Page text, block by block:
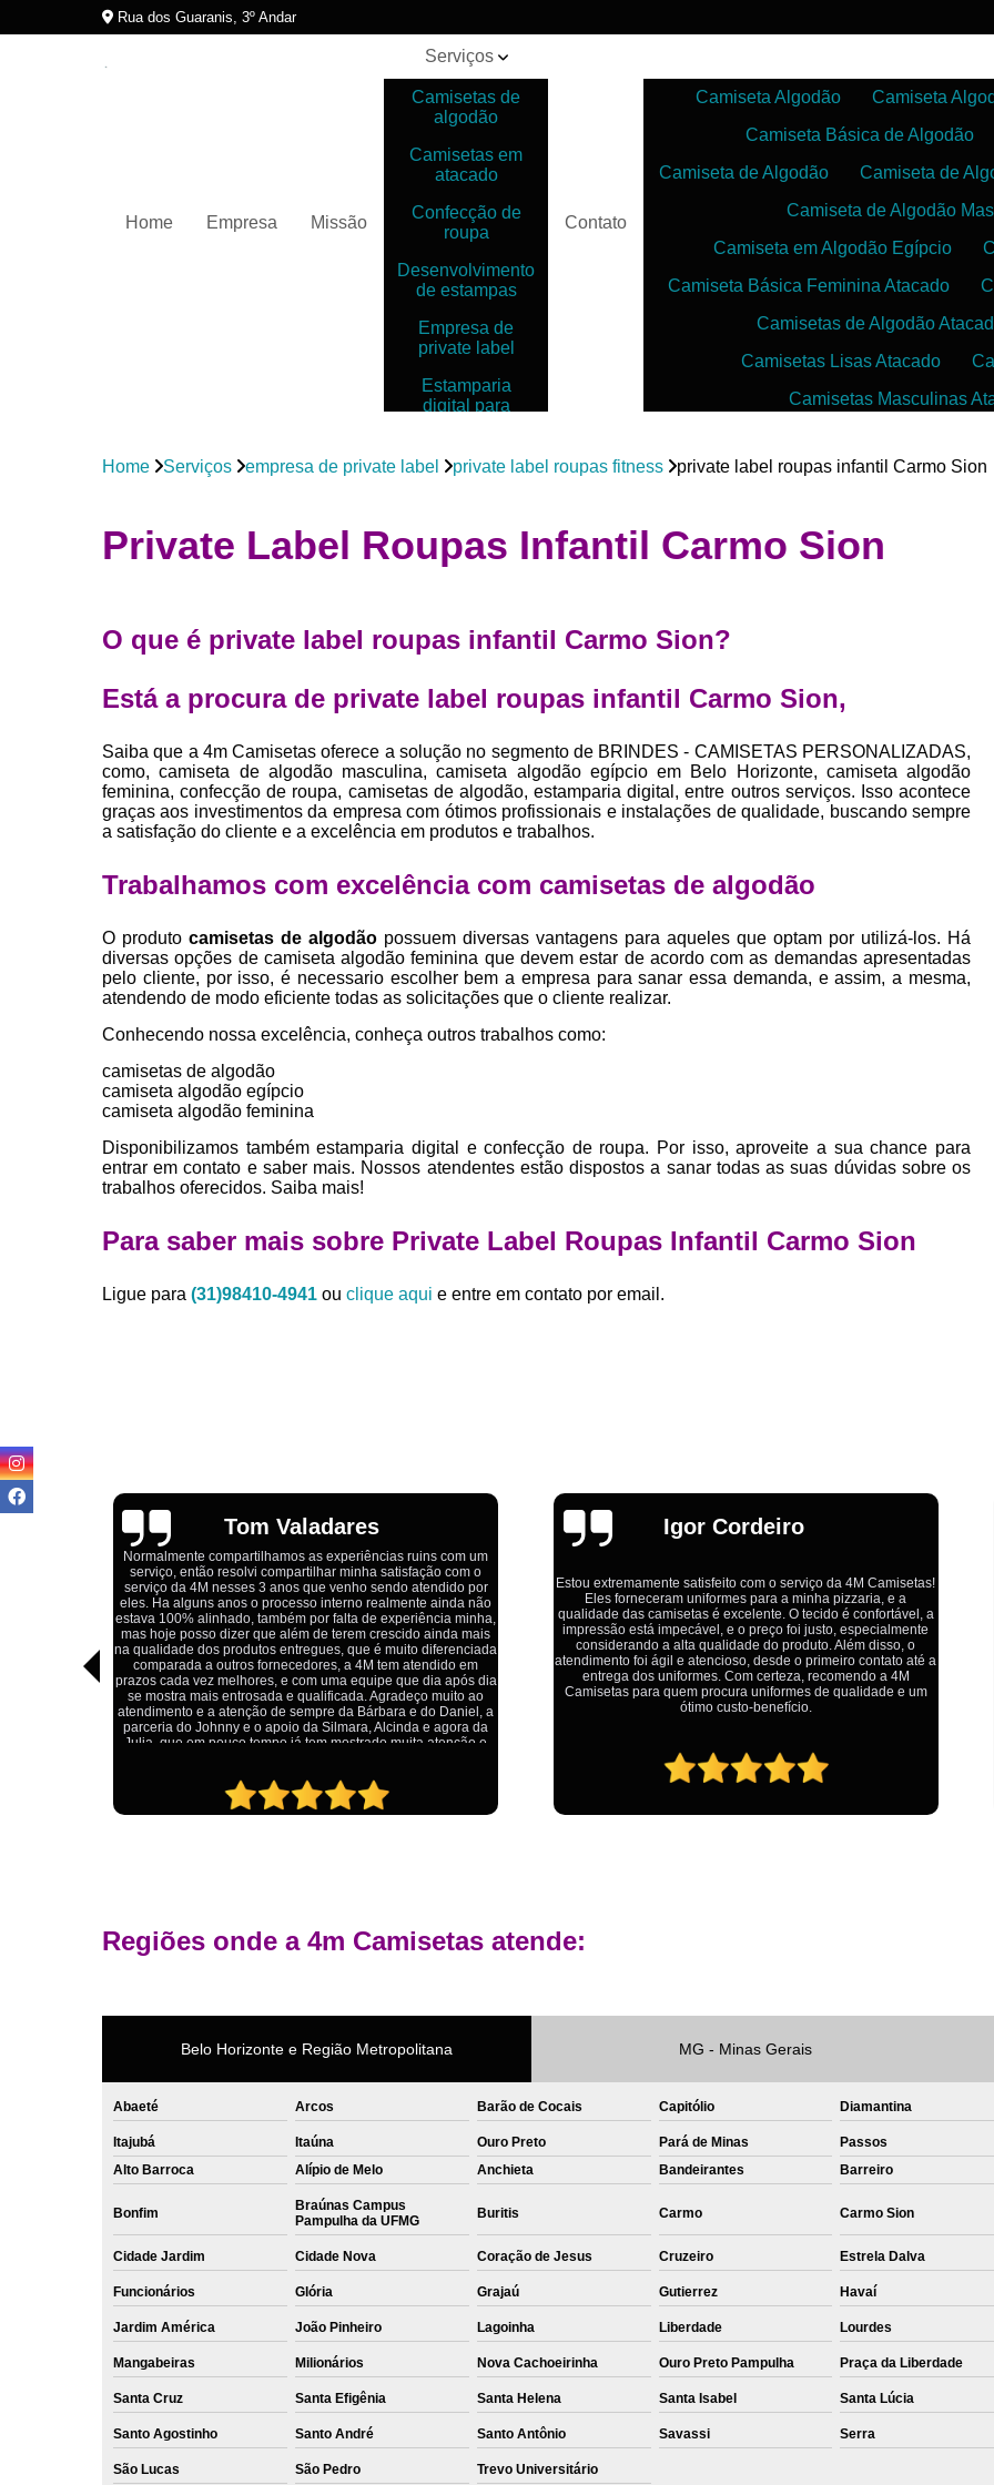
Rua dos Guaranis, 3º Andar
Home Empresa Missão
Serviços
Camisetas de
algodão
Camisetas em
atacado
Confecção de
roupa
Desenvolvimento
de estampas
Empresa de
private label
Estamparia
digital para
Estamparias
camiseta
para roupas
Sublimação
Contato
Camiseta Algodão Camiseta
Camiseta Básica de Algodão
Camiseta de Algodão
Camiseta de
Camiseta de Algodão
Camiseta em Algodão Egípcio
Camiseta Básica Feminina Atacado
Camisetas de Algodão
Camisetas Lisas Atacado
Camisetas Masculinas
Camisetas para Sublimação
Confecção de Roupas
Desenvolvimento de Coleção de
Desenvolvimento de Estampa Exclusiva
Desenvolvimento
Desenvolvimento de
Desenvolvimento de
Desenvolvimento
Desenvolvimento de Estampas
Desenvolvimento Estampa de
Private
Private Label Roupas
Estamparia Digital de Camiseta
Estamparia Digital em Tecido
Estamparia Têxtil Digital
Fabrica
Fábrica Camisetas Algodão
Fábrica Camisetas
Fabrica Camisetas
Atacado de Roupas para Revender de
Private Label Roupas Femininas
Private Label Têxtil Moda Infantil Brasília
Private Label Biquínis
Private
Private Label Camisetas
Private Label de Camisetas
Private Label Têxtil
Sublimação
Sublimação de Camisetas
Sublimação de Estampa em
Sublimação em Camisetas de
Sublimação em Tecido
Sublimação para Camisetas
Home Serviços empresa de private label private label roupas fitness private label roupas infantil Carmo Sion
Private Label Roupas Infantil Carmo Sion
O que é private label roupas infantil Carmo Sion?
Está a procura de private label roupas infantil Carmo Sion,
Saiba que a 4m Camisetas oferece a solução no segmento de BRINDES - CAMISETAS PERSONALIZADAS,
como, camiseta de algodão masculina, camiseta algodão egípcio em Belo Horizonte, camiseta algodão
feminina, confecção de roupa, camisetas de algodão, estamparia digital, entre outros serviços. Isso acontece
graças aos investimentos da empresa com ótimos profissionais e instalações de qualidade, buscando sempre
a satisfação do cliente e a excelência em produtos e trabalhos.
Trabalhamos com excelência com camisetas de algodão
O produto camisetas de algodão possuem diversas vantagens para aqueles que optam por utilizá-los. Há
diversas opções de camiseta algodão feminina que devem estar de acordo com as demandas apresentadas
pelo cliente, por isso, é necessario escolher bem a empresa para sanar essa demanda, e assim, a mesma,
atendendo de modo eficiente todas as solicitações que o cliente realizar.
Conhecendo nossa excelência, conheça outros trabalhos como:
camisetas de algodão
camiseta algodão egípcio
camiseta algodão feminina
Disponibilizamos também estamparia digital e confecção de roupa. Por isso, aproveite a sua chance para
entrar em contato e saber mais. Nossos atendentes estão dispostos a sanar todas as suas dúvidas sobre os
trabalhos oferecidos. Saiba mais!
Para saber mais sobre Private Label Roupas Infantil Carmo Sion
Ligue para (31)98410-4941 ou clique aqui e entre em contato por email.
Igor Cordeiro
Estou extremamente satisfeito com o serviço da 4M Camisetas!
Eles forneceram uniformes para a minha pizzaria, e a
qualidade das camisetas é excelente. O tecido é confortável, a
impressão está impecável, e o preço foi justo, especialmente
considerando a alta qualidade do produto. Além disso, o
atendimento foi ágil e atencioso, desde o primeiro contato até a
entrega dos uniformes. Com certeza, recomendo a 4M
Camisetas para quem procura uniformes de qualidade e um
ótimo custo-benefício.
Emília
Ótimo atendimento,todos muito educados, prestativos e que
colocam o cliente em primeiro lugar. Qualquer lugar tem
problemas,isso é fato, mas aqui na 4M tudo é resolvido com
calma e de forma que todos saem ganhando no final.
Regiões onde a 4m Camisetas atende:
Belo Horizonte e Região Metropolitana MG - Minas Gerais
Abaeté Arcos Barão de Cocais Capitólio Diamantina
Itajubá Itaúna Ouro Preto Pará de Minas Passos
Alto Barroca
Alípio de Melo Anchieta Bandeirantes Barreiro
Bonfim
Braúnas Campus
Pampulha da UFMG
Buritis Carmo Carmo Sion
Cidade Jardim Cidade Nova Coração de Jesus Cruzeiro Estrela Dalva
Funcionários Glória Grajaú Gutierrez Havaí
Jardim América João Pinheiro Lagoinha Liberdade Lourdes
Mangabeiras Milionários Nova Cachoeirinha Ouro Preto Pampulha Praça da Liberdade
Santa Cruz Santa Efigênia Santa Helena Santa Isabel Santa Lúcia
Santo Agostinho Santo André Santo Antônio Savassi Serra
São Lucas São Pedro Trevo Universitário